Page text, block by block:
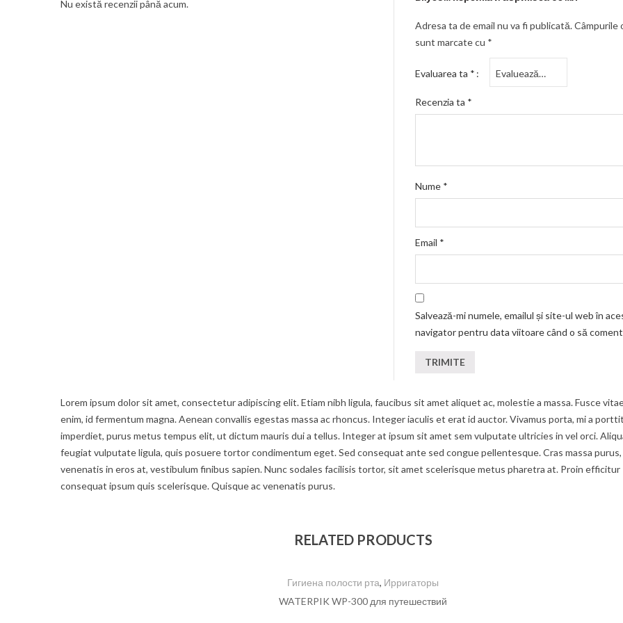
Nu există recenzii până acum.
Adresa ta de email nu va fi publicată. Câmpurile
sunt marcate cu *
Evaluarea ta *
Recenzia ta *
Nume *
Email *
Salvează-mi numele, emailul și site-ul web în
navigator pentru data viitoare când o să
Lorem ipsum dolor sit amet, consectetur adipiscing elit. Etiam nibh ligula, faucibus sit amet aliquet ac, molestie a massa. Fusce
enim, id fermentum magna. Aenean convallis egestas massa ac rhoncus. Integer iaculis et erat id auctor. Vivamus porta, mi a
imperdiet, purus metus tempus elit, ut dictum mauris dui a tellus. Integer at ipsum sit amet sem vulputate ultricies in vel orci.
feugiat vulputate ligula, quis posuere tortor condimentum eget. Sed consequat ante sed congue pellentesque. Cras massa purus,
venenatis in eros at, vestibulum finibus sapien. Nunc sodales facilisis tortor, sit amet scelerisque metus pharetra at. Proin efficitur
consequat ipsum quis scelerisque. Quisque ac venenatis purus.
RELATED PRODUCTS
Гигиена полости рта, Ирригаторы
WATERPIK WP-300 для путешествий